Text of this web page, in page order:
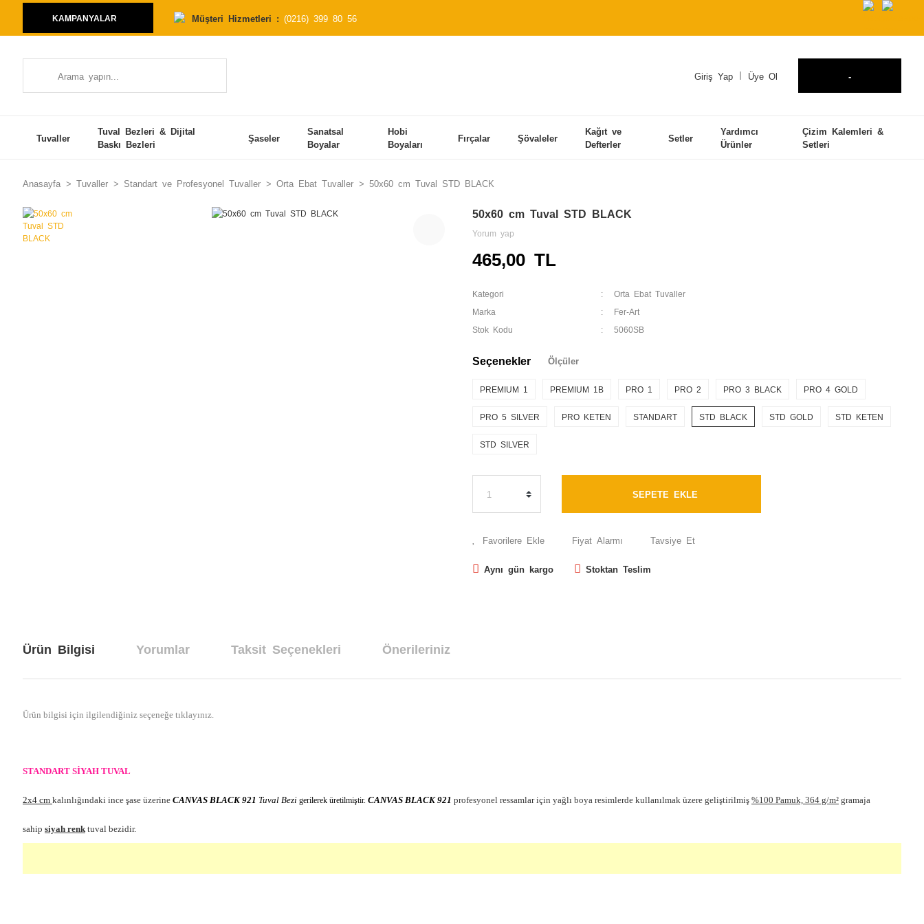
KAMPANYALAR Müşteri Hizmetleri : (0216) 399 80 56
Giriş Yap Üye Ol -
Tuvaller
Tuval Bezleri & Dijital
Baskı Bezleri
Şaseler
Sanatsal
Boyalar
Hobi
Boyaları
Fırçalar Şövaleler
Kağıt ve
Defterler
Setler
Yardımcı
Ürünler
Çizim Kalemleri &
Setleri
Anasayfa Tuvaller Standart ve Profesyonel Tuvaller Orta Ebat Tuvaller 50x60 cm Tuval STD BLACK
50x60 cm Tuval STD BLACK
Yorum yap
465,00 TL
Kategori Orta Ebat Tuvaller
Marka Fer-Art
Stok Kodu 5060SB
Seçenekler Ölçüler
PREMIUM 1 PREMIUM 1B PRO 1 PRO 2 PRO 3 BLACK PRO 4 GOLD
PRO 5 SILVER PRO KETEN STANDART STD BLACK STD GOLD STD KETEN
STD SILVER
SEPETE EKLE
Fiyat Alarmı Tavsiye Et
Aynı gün kargo Stoktan Teslim
Ürün Bilgisi Yorumlar Taksit Seçenekleri Önerileriniz
Ürün bilgisi için ilgilendiğiniz seçeneğe tıklayınız.
STANDART SİYAH TUVAL
2x4 cm kalınlığındaki ince şase üzerine CANVAS BLACK 921 Tuval Bezi gerilerek üretilmiştir. CANVAS BLACK 921 profesyonel ressamlar için yağlı boya resimlerde kullanılmak üzere geliştirilmiş %100 Pamuk, 364 g/m² gramaja
sahip siyah renk tuval bezidir.